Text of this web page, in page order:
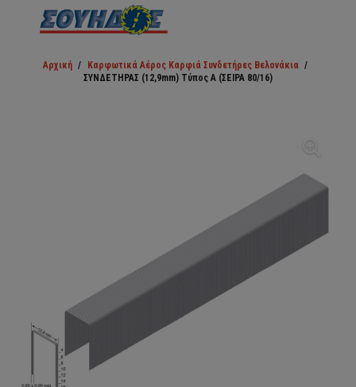
Αρχική / Καρφωτικά Αέρος Καρφιά Συνδετήρες Βελονάκια /
ΣΥΝΔΕΤΗΡΑΣ (12,9mm) Τύπος Α (ΣΕΙΡΑ 80/16)